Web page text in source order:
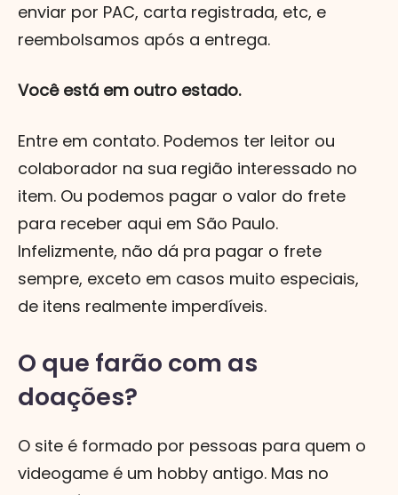
enviar por PAC, carta registrada, etc, e
reembolsamos após a entrega.
Você está em outro estado.
Entre em contato. Podemos ter leitor ou
colaborador na sua região interessado no
item. Ou podemos pagar o valor do frete
para receber aqui em São Paulo.
Infelizmente, não dá pra pagar o frete
sempre, exceto em casos muito especiais,
de itens realmente imperdíveis.
O que farão com as
doações?
O site é formado por pessoas para quem o
videogame é um hobby antigo. Mas no